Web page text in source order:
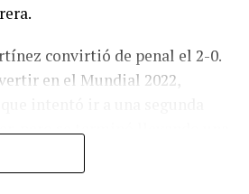
convirtió de penal el 2-0.
en el Mundial 2022,
pero se terminó llevando una